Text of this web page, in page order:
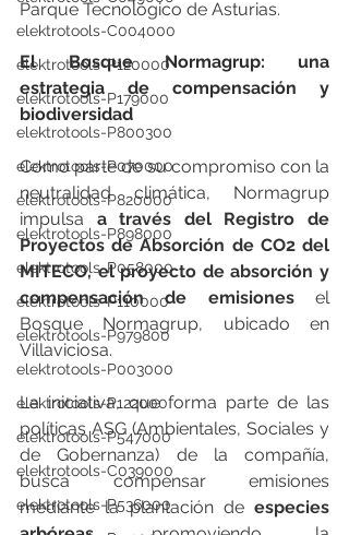
elektrotools-C004000
elektrotools-P120000
elektrotools-P179000
elektrotools-P800300
elektrotools-P070000
elektrotools-P820000
elektrotools-P898000
elektrotools-P058000
elektrotools-P110000
elektrotools-P979800
elektrotools-P003000
elektrotools-P122000
elektrotools-P547000
elektrotools-C039000
elektrotools-P536000
Parque Tecnológico de Asturias.
El Bosque Normagrup: una
estrategia de compensación y
biodiversidad
Como parte de su compromiso con la
neutralidad climática, Normagrup
impulsa a través del Registro de
Proyectos de Absorción de CO2 del
MITECO, el proyecto de absorción y
compensación de emisiones el
Bosque Normagrup, ubicado en
Villaviciosa.
La iniciativa, que forma parte de las
políticas ASG (Ambientales, Sociales y
de Gobernanza) de la compañía,
busca compensar emisiones
mediante la plantación de especies